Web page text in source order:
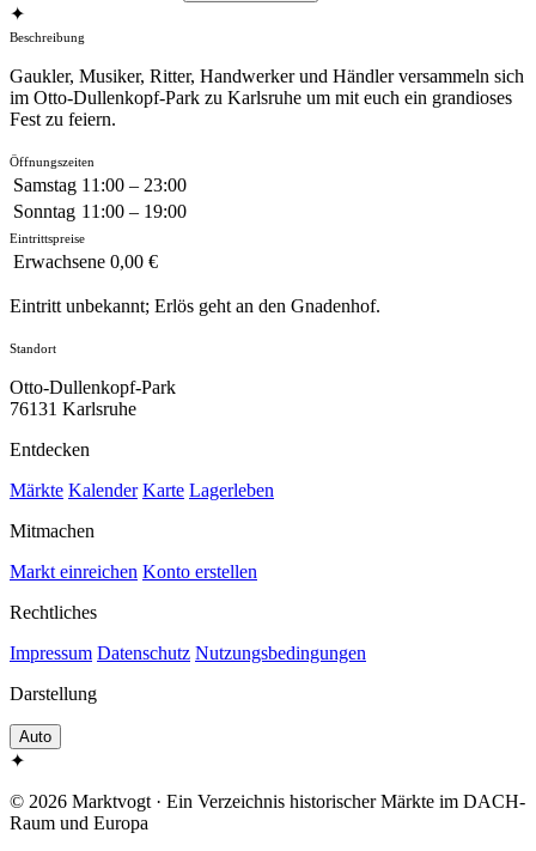
✦
Beschreibung
Gaukler, Musiker, Ritter, Handwerker und Händler versammeln sich
im Otto-Dullenkopf-Park zu Karlsruhe um mit euch ein grandioses
Fest zu feiern.
Öffnungszeiten
Samstag 11:00 – 23:00
Sonntag 11:00 – 19:00
Eintrittspreise
Erwachsene 0,00 €
Eintritt unbekannt; Erlös geht an den Gnadenhof.
Standort
Otto-Dullenkopf-Park
76131 Karlsruhe
Entdecken
Märkte Kalender Karte Lagerleben
Mitmachen
Markt einreichen Konto erstellen
Rechtliches
Impressum Datenschutz Nutzungsbedingungen
Darstellung
Auto
✦
© 2026 Marktvogt · Ein Verzeichnis historischer Märkte im DACH-
Raum und Europa